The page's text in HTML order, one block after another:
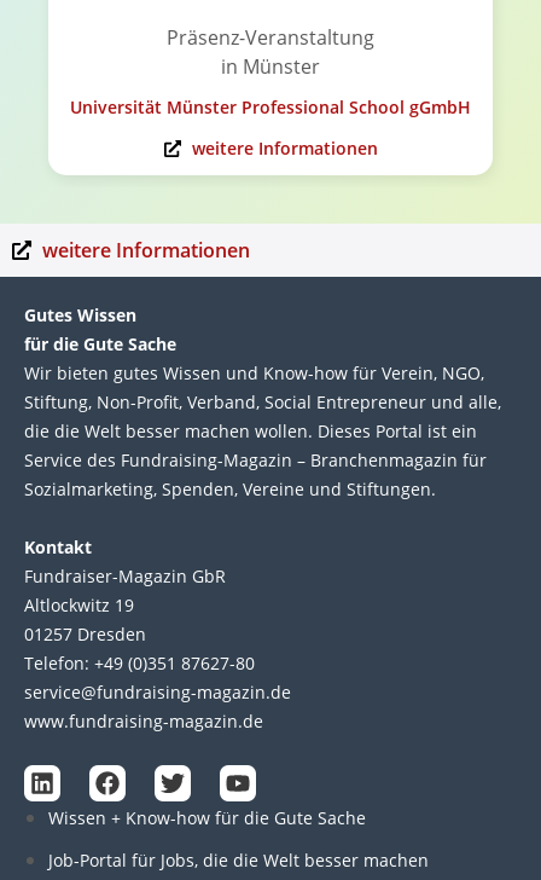
Präsenz-Veranstaltung
in Münster
Universität Münster Professional School gGmbH
weitere Informationen
weitere Informationen
Gutes Wissen
für die Gute Sache
Wir bie­ten gutes Wis­sen und Know-how für Ver­ein, NGO,
Stif­tung, Non-Profit, Ver­band, Social Entre­pre­neur und alle,
die die Welt bes­ser machen wol­len. Die­ses Por­tal ist ein
Service des Fund­raising-Magazin – Bran­chen­magazin für
Sozial­marke­ting, Spen­den, Ver­eine und Stif­tun­gen.
Kontakt
Fundraiser-Magazin GbR
Altlockwitz 19
01257 Dresden
Telefon: +49 (0)351 87627-80
service@fundraising-magazin.de
www.fundraising-magazin.de
L
i
n
k
e
F
a
c
e
b
T
w
i
t
t
Y
o
u
t
u
Wissen + Know-how für die Gute Sache
Job-Portal für Jobs, die die Welt besser machen